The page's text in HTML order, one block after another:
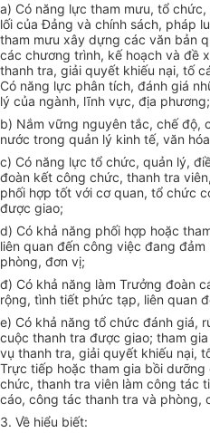
a) Có năng lực tham mưu, tổ
lối của Đảng và chính sách, pháp
tham mưu xây dựng các văn bản
các chương trình, kế hoạch và đề
thanh tra, giải quyết khiếu nại, tố
Có năng lực phân tích, đánh giá
lý của ngành, lĩnh vực, địa phương;
b) Nắm vững nguyên tắc, chế độ,
nước trong quản lý kinh tế, văn
c) Có năng lực tổ chức, quản lý,
đoàn kết công chức, thanh tra
phối hợp tốt với cơ quan, tổ chức
được giao;
d) Có khả năng phối hợp hoặc
liên quan đến công việc đang
phòng, đơn vị;
đ) Có khả năng làm Trưởng đoàn
rộng, tình tiết phức tạp, liên quan
e) Có khả năng tổ chức đánh giá,
cuộc thanh tra được giao; tham
vụ thanh tra, giải quyết khiếu nại,
Trực tiếp hoặc tham gia bồi
chức, thanh tra viên làm công tác
cáo, công tác thanh tra và phòng,
3. Về hiểu biết: